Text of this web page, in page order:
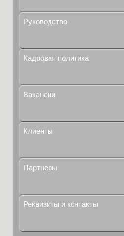
Руководство
Кадровая политика
Вакансии
Клиенты
Партнеры
Реквизиты и контакты